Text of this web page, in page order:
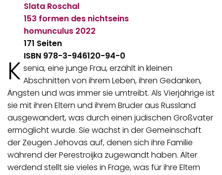
Slata Roschal
153 formen des nichtseins
homunculus 2022
171 Seiten
ISBN 978-3-946120-94-0
K senia, eine junge Frau, erzählt in kleinen
Abschnitten von ihrem Leben, ihren Gedanken,
Ängsten und was immer sie umtreibt. Als Vierjährige ist
sie mit ihren Eltern und ihrem Bruder aus Russland
ausgewandert, was durch einen jüdischen Großvater
ermöglicht wurde. Sie wächst in der Gemeinschaft
der Zeugen Jehovas auf, denen sich ihre Familie
während der Perestroijka zugewandt haben. Älter
werdend stellt sie vieles in Frage, was für ihre Eltern